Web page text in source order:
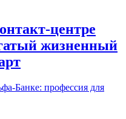
центре
жизненный